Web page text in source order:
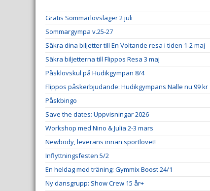
Gratis Sommarlovsläger 2 juli
Sommargympa v.25-27
Säkra dina biljetter till En Voltande resa i tiden 1-2 maj
Säkra biljetterna till Flippos Resa 3 maj
Påsklovskul på Hudikgympan 8/4
Flippos påskerbjudande: Hudikgympans Nalle nu 99 kr
Påskbingo
Save the dates: Uppvisningar 2026
Workshop med Nino & Julia 2-3 mars
Newbody, leverans innan sportlovet!
Inflyttningsfesten 5/2
En heldag med träning: Gymmix Boost 24/1
Ny dansgrupp: Show Crew 15 år+